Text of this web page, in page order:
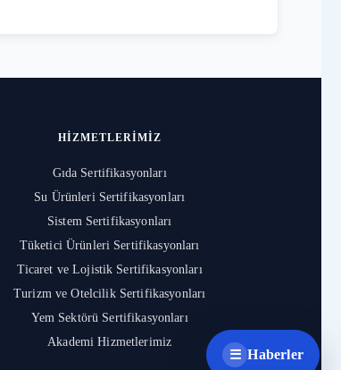
HIZMETLERIMIZ
Gıda Sertifikasyonları
Su Ürünleri Sertifikasyonları
Sistem Sertifikasyonları
Tüketici Ürünleri Sertifikasyonları
Ticaret ve Lojistik Sertifikasyonları
Turizm ve Otelcilik Sertifikasyonları
Yem Sektörü Sertifikasyonları
Akademi Hizmetlerimiz
☰ Haberler